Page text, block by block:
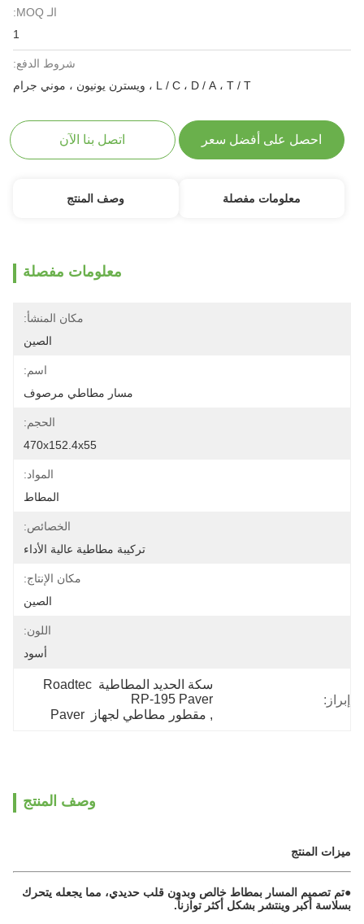
الـ MOQ:
1
شروط الدفع:
L / C ، D / A ، T / T ، ويسترن يونيون ، موني جرام
احصل على أفضل سعر اتصل بنا الآن
معلومات مفصلة وصف المنتج
معلومات مفصلة
مكان المنشأ:
الصين
اسم:
مسار مطاطي مرصوف
الحجم:
470x152.4x55
المواد:
المطاط
الخصائص:
تركيبة مطاطية عالية الأداء
مكان الإنتاج:
الصين
اللون:
أسود
إبراز:
سكة الحديد المطاطية Roadtec
RP-195 Paver
, مقطور مطاطي لجهاز  Paver
وصف المنتج
ميزات المنتج
●تم تصميم المسار بمطاط خالص وبدون قلب حديدي، مما يجعله يتحرك
بسلاسة أكبر وينتشر بشكل أكثر توازناً.